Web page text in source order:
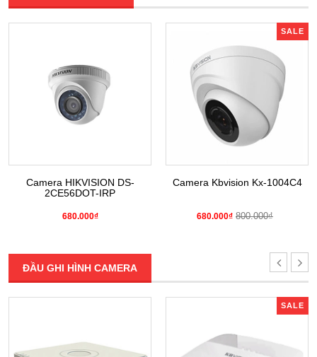
Camera HIKVISION DS-
2CE56DOT-IRP
680.000₫
SALE
Camera Kbvision Kx-1004C4
680.000₫ 800.000₫
ĐẦU GHI HÌNH CAMERA
SALE